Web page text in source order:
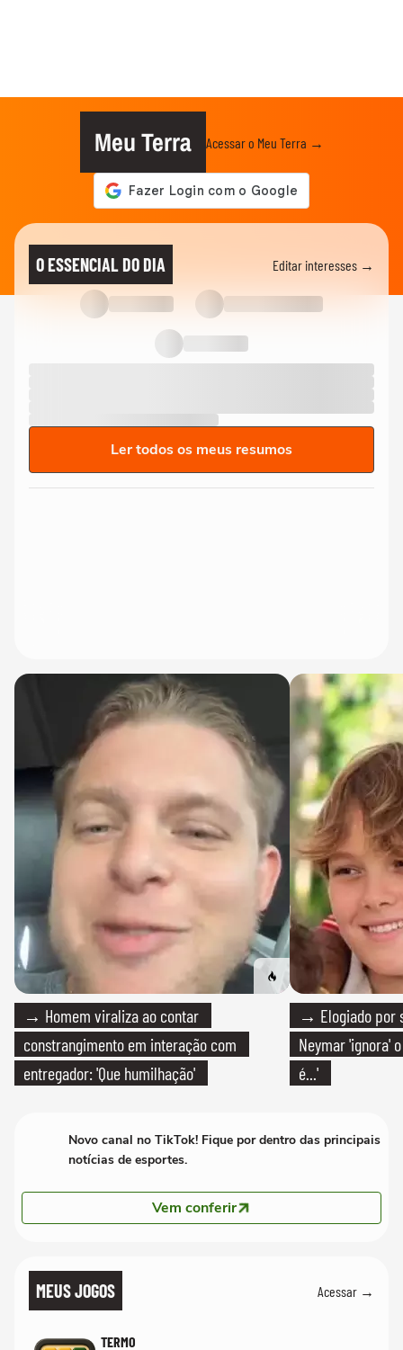
Meu Terra Acessar o Meu Terra →
O ESSENCIAL DO DIA Editar interesses →
Ler todos os meus resumos
→ Homem viraliza ao contar
constrangimento em interação com
entregador: 'Que humilhação'
→ Elogiado por
Neymar 'ignora'
é...'
Novo canal no TikTok! Fique por dentro das principais
notícias de esportes.
Vem conferir
MEUS JOGOS Acessar →
TERMO